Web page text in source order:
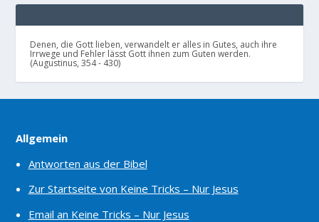
Denen, die Gott lieben, verwandelt er alles in Gutes, auch ihre
Irrwege und Fehler lässt Gott ihnen zum Guten werden.
(Augustinus, 354 - 430)
Allgemein
Antworten aus der Bibel
Zur Startseite von Keine Tricks – Nur Jesus
Email an Keine Tricks – Nur Jesus